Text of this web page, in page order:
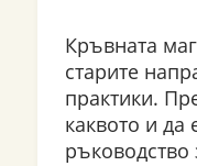
Кръвната
старите
практики.
каквото и да
ръководство